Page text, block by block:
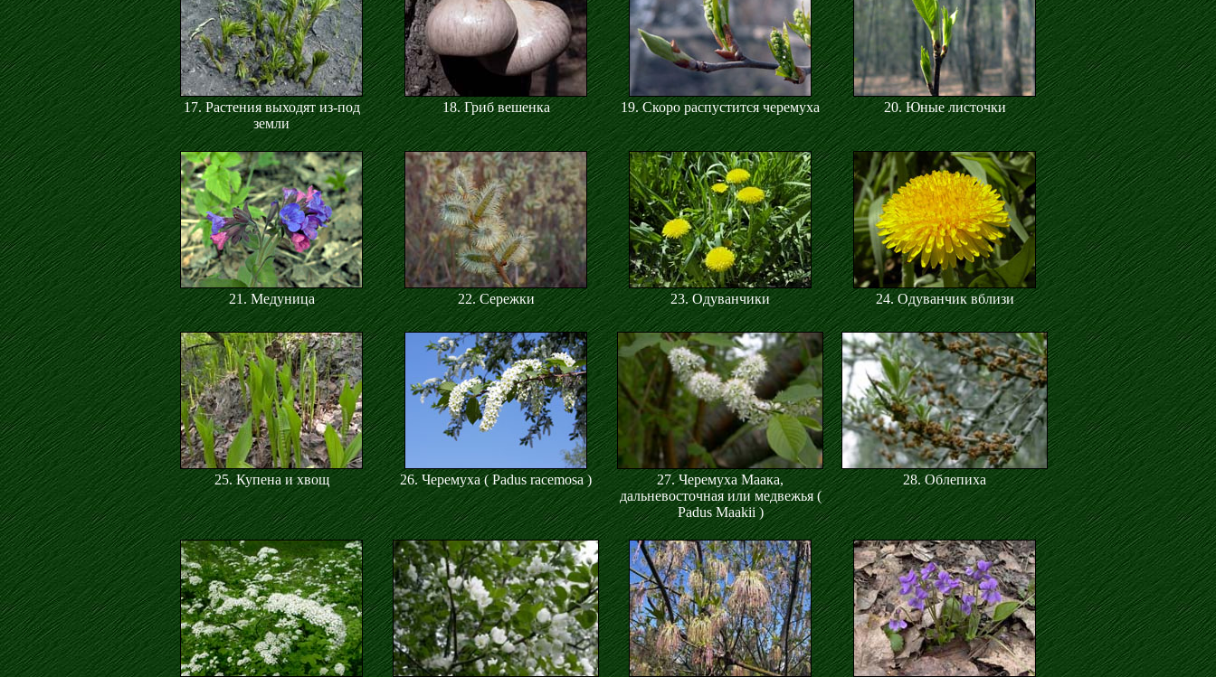
17. Растения выходят из-под
земли
18. Гриб вешенка 19. Скоро распустится черемуха 20. Юные листочки
21. Медуница 22. Сережки 23. Одуванчики 24. Одуванчик вблизи
25. Купена и хвощ 26. Черемуха ( Padus racemosa )
27. Черемуха Маака,
дальневосточная или медвежья (
Padus Maakii )
28. Облепиха